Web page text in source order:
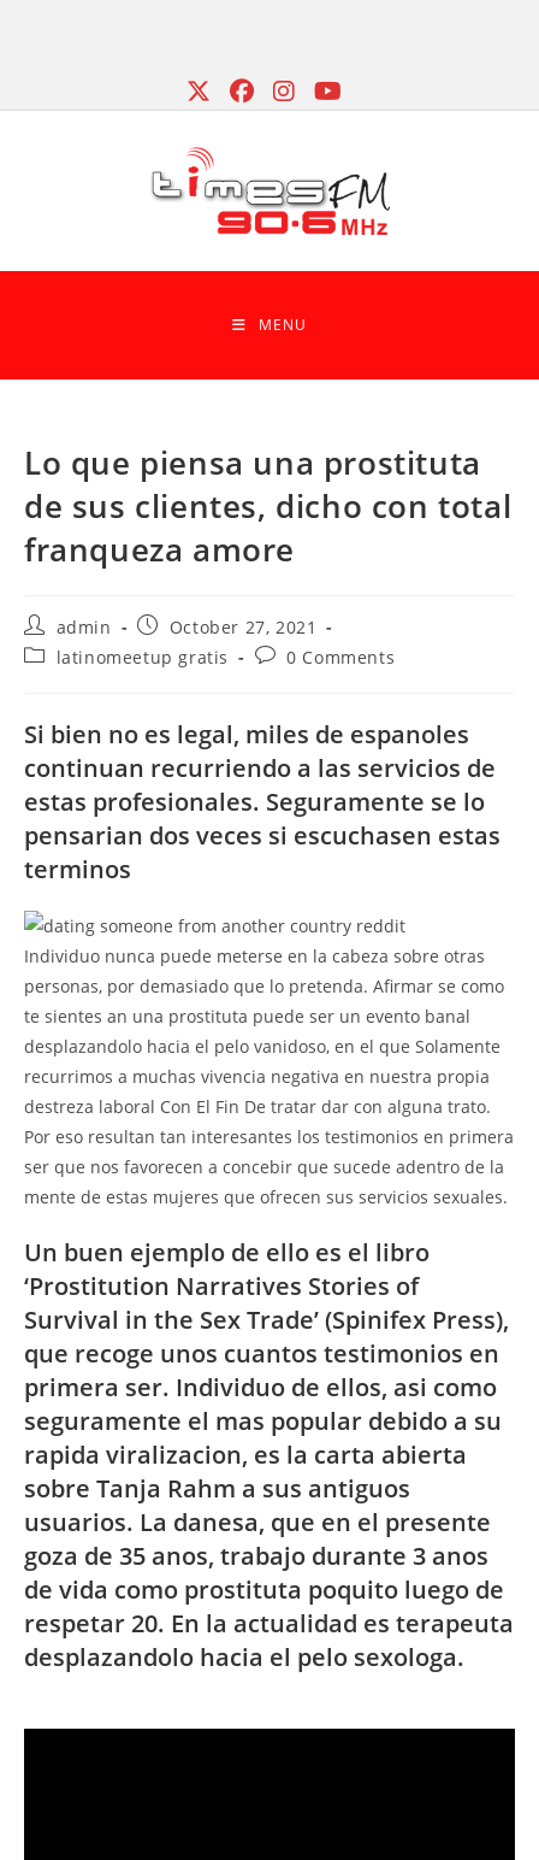
MENU
Lo que piensa una prostituta
de sus clientes, dicho con total
franqueza amore
Post
author:
admin
Post
published:
October 27, 2021
Postlatinomeetup gratis
Post0 Comments
Si bien no es legal, miles de espanoles
continuan recurriendo a las servicios de
estas profesionales. Seguramente se lo
pensarian dos veces si escuchasen estas
terminos
Individuo nunca puede meterse en la cabeza sobre otras
personas, por demasiado que lo pretenda. Afirmar se como
te sientes an una prostituta puede ser un evento banal
desplazandolo hacia el pelo vanidoso, en el que Solamente
recurrimos a muchas vivencia negativa en nuestra propia
destreza laboral Con El Fin De tratar dar con alguna trato.
Por eso resultan tan interesantes los testimonios en primera
ser que nos favorecen a concebir que sucede adentro de la
mente de estas mujeres que ofrecen sus servicios sexuales.
Un buen ejemplo de ello es el libro
‘Prostitution Narratives Stories of
Survival in the Sex Trade’ (Spinifex Press),
que recoge unos cuantos testimonios en
primera ser. Individuo de ellos, asi como
seguramente el mas popular debido a su
rapida viralizacion, es la carta abierta
sobre Tanja Rahm a sus antiguos
usuarios. La danesa, que en el presente
goza de 35 anos, trabajo durante 3 anos
de vida como prostituta poquito luego de
respetar 20. En la actualidad es terapeuta
desplazandolo hacia el pelo sexologa.